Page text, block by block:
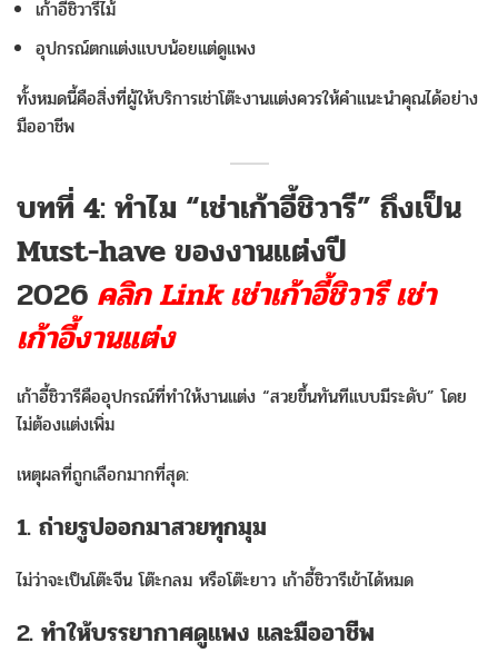
เก้าอี้ชิวารีไม้
อุปกรณ์ตกแต่งแบบน้อยแต่ดูแพง
ทั้งหมดนี้คือสิ่งที่ผู้ให้บริการเช่าโต๊ะงานแต่งควรให้คำแนะนำคุณได้อย่าง
มืออาชีพ
บทที่ 4: ทำไม “เช่าเก้าอี้ชิวารี” ถึงเป็น
Must-have ของงานแต่งปี
2026 คลิก Link เช่าเก้าอี้ชิวารี เช่า
เก้าอี้งานแต่ง
เก้าอี้ชิวารีคืออุปกรณ์ที่ทำให้งานแต่ง “สวยขึ้นทันทีแบบมีระดับ” โดย
ไม่ต้องแต่งเพิ่ม
เหตุผลที่ถูกเลือกมากที่สุด:
1. ถ่ายรูปออกมาสวยทุกมุม
ไม่ว่าจะเป็นโต๊ะจีน โต๊ะกลม หรือโต๊ะยาว เก้าอี้ชิวารีเข้าได้หมด
2. ทำให้บรรยากาศดูแพง และมืออาชีพ